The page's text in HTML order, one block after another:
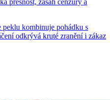
kombinuje pohádku s
odkrývá kruté zranění i zákaz